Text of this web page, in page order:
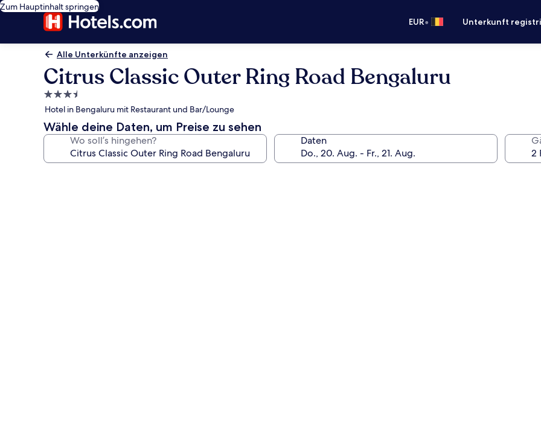
Zum Hauptinhalt springen
EUR• Unterkunft
Alle Unterkünfte anzeigen
Citrus Classic Outer Ring Road Bengaluru
3.5-
Sterne-
Unterkunft
Hotel in Bengaluru mit Restaurant und Bar/Lounge
Wähle deine Daten, um Preise zu sehen
Wo soll’s hingehen? Daten